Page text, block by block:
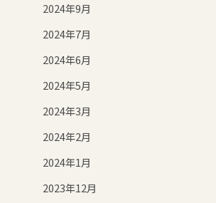
2024年9月
2024年7月
2024年6月
2024年5月
2024年3月
2024年2月
2024年1月
2023年12月